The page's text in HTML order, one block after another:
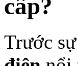
cấp?
Trước